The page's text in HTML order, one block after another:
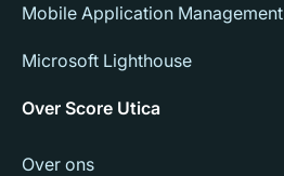
Mobile Application Management
Microsoft Lighthouse
Over Score Utica
Over ons